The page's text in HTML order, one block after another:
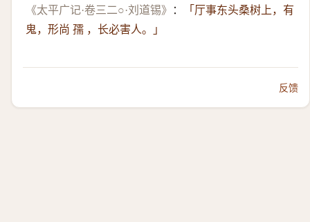
《太平广记·卷三二○·刘道锡》
：
「厅事东头桑树上，有
鬼，形尚 孺 ，长必害人。」
反馈